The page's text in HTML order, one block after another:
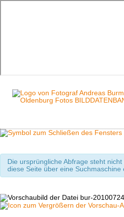
Die ursprüngliche Abfrage steht
diese Seite über eine Suchmaschine